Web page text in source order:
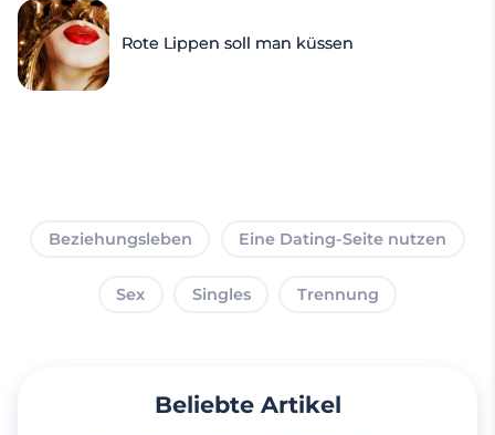
Rote Lippen soll man küssen
Beziehungsleben Eine Dating-Seite nutzen
Sex Singles Trennung
Beliebte Artikel